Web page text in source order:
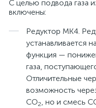
С целью подвода газа
включены:
Редуктор MK4.
устанавливается
функция —
газа,
Отличительные
возможность
СО2, но и смесь